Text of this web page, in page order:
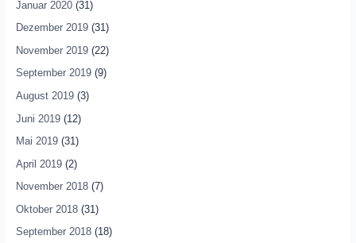
Januar 2020(31)
Dezember 2019(31)
November 2019(22)
September 2019(9)
August 2019(3)
Juni 2019(12)
Mai 2019(31)
April 2019(2)
November 2018(7)
Oktober 2018(31)
September 2018(18)